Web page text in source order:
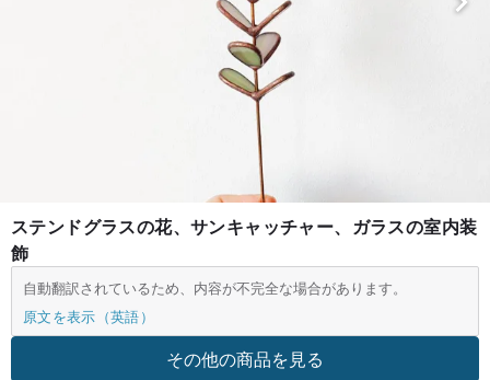
ステンドグラスの花、サンキャッチャー、ガラスの室内装
飾
自動翻訳されているため、内容が不完全な場合があります。
原文を表示（英語）
その他の商品を見る